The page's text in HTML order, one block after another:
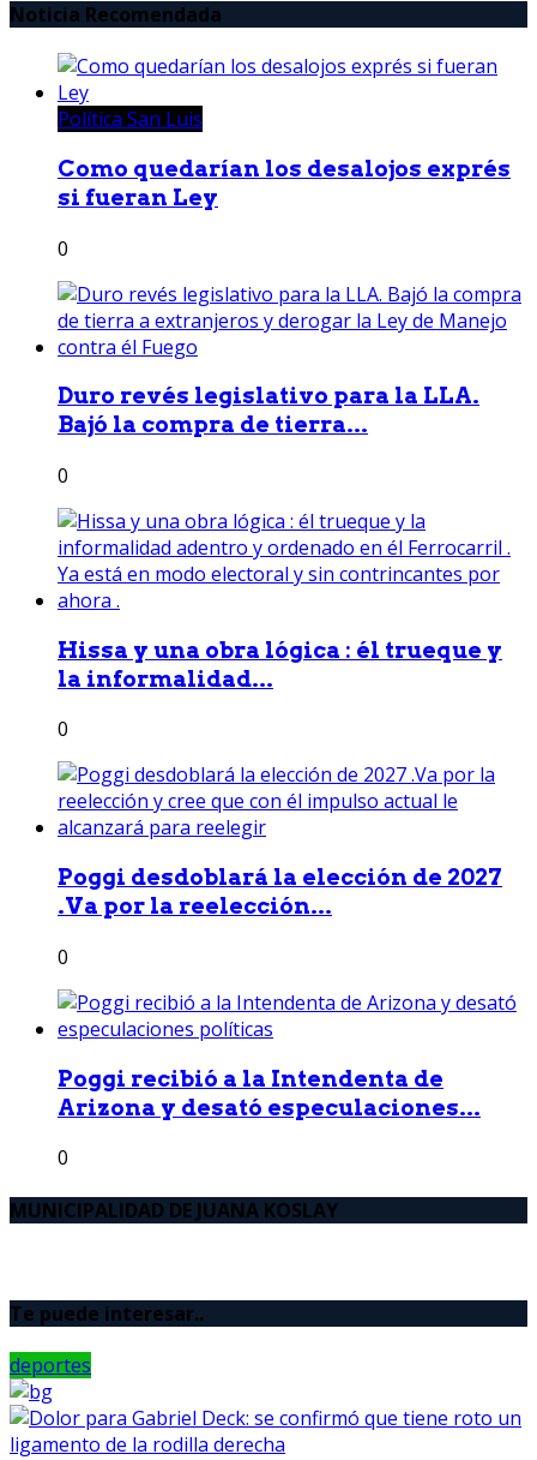
Noticia Recomendada
Política San Luis
Como quedarían los desalojos exprés
si fueran Ley
0
Duro revés legislativo para la LLA.
Bajó la compra de tierra...
0
Hissa y una obra lógica : él trueque y
la informalidad...
0
Poggi desdoblará la elección de 2027
.Va por la reelección...
0
Poggi recibió a la Intendenta de
Arizona y desató especulaciones...
0
MUNICIPALIDAD DE JUANA KOSLAY
Te puede interesar..
deportes